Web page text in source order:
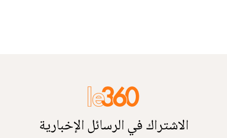
الاشتراك في الرسائل الإخبارية